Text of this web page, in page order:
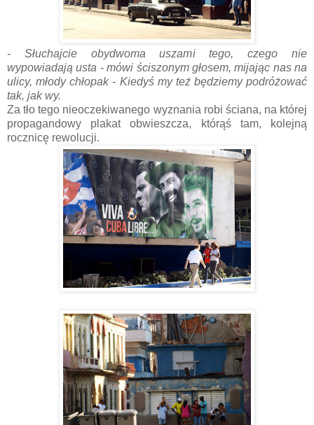
- Słuchajcie obydwoma uszami tego, czego nie
wypowiadają usta - mówi ściszonym głosem, mijając nas na
ulicy, młody chłopak - Kiedyś my też będziemy podróżować
tak, jak wy.
Za tło tego nieoczekiwanego wyznania robi ściana, na której
propagandowy plakat obwieszcza, którąś tam, kolejną
rocznicę rewolucji.